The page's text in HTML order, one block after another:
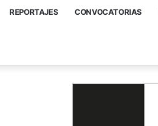
REPORTAJES CONVOCATORIAS